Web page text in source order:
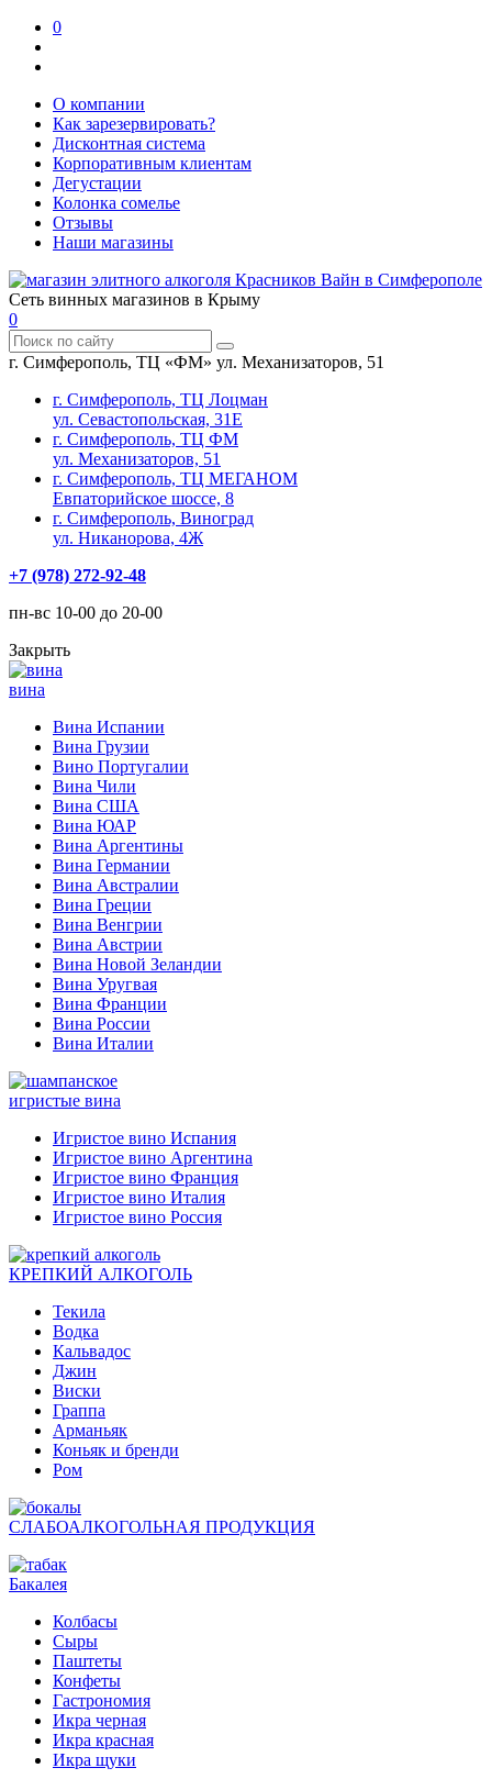
0
О компании
Как зарезервировать?
Дисконтная система
Корпоративным клиентам
Дегустации
Колонка сомелье
Отзывы
Наши магазины
Сеть винных магазинов в Крыму
0
г. Симферополь, ТЦ «ФМ» ул. Механизаторов, 51
г. Симферополь, ТЦ Лоцман
ул. Севастопольская, 31Е
г. Симферополь, ТЦ ФМ
ул. Механизаторов, 51
г. Симферополь, ТЦ МЕГАНОМ
Евпаторийское шоссе, 8
г. Симферополь, Виноград
ул. Никанорова, 4Ж
+7 (978) 272-92-48
пн-вс 10-00 до 20-00
Закрыть
вина
Вина Испании
Вина Грузии
Вино Португалии
Вина Чили
Вина США
Вина ЮАР
Вина Аргентины
Вина Германии
Вина Австралии
Вина Греции
Вина Венгрии
Вина Австрии
Вина Новой Зеландии
Вина Уругвая
Вина Франции
Вина России
Вина Италии
игристые вина
Игристое вино Испания
Игристое вино Аргентина
Игристое вино Франция
Игристое вино Италия
Игристое вино Россия
КРЕПКИЙ АЛКОГОЛЬ
Текила
Водка
Кальвадос
Джин
Виски
Граппа
Арманьяк
Коньяк и бренди
Ром
СЛАБОАЛКОГОЛЬНАЯ ПРОДУКЦИЯ
Бакалея
Колбасы
Сыры
Паштеты
Конфеты
Гастрономия
Икра черная
Икра красная
Икра щуки